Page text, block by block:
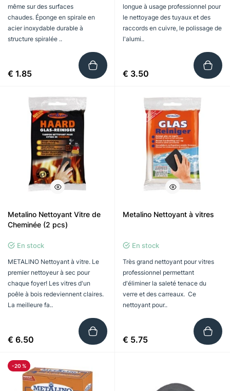
même sur des surfaces
chaudes. Éponge en spirale en
acier inoxydable durable à
structure spiralée ..
€ 1.85
longue à usage professionnel pour
le nettoyage des tuyaux et des
raccords en cuivre, le polissage de
l'alumi..
€ 3.50
Metalino Nettoyant Vitre de
Cheminée (2 pcs)
En stock
METALINO Nettoyant à vitre. Le
premier nettoyeur à sec pour
chaque foyer! Les vitres d'un
poêle à bois redeviennent claires.
La meilleure fa..
€ 6.50
Metalino Nettoyant à vitres
En stock
Très grand nettoyant pour vitres
professionnel permettant
d'éliminer la saleté tenace du
verre et des carreaux. Ce
nettoyant pour..
€ 5.75
-20 %